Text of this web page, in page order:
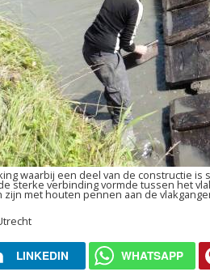
waarbij een deel van de constructie
sterke verbinding vormde tussen het
met houten pennen aan de
LINKEDIN WHATSAPP